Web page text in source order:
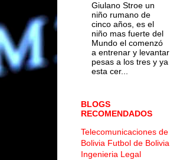
Giulano Stroe un
niño rumano de
cinco años, es el
niño mas fuerte del
Mundo el comenzó
a entrenar y levantar
pesas a los tres y ya
esta cer...
BLOGS
RECOMENDADOS
Telecomunicaciones de
Bolivia Futbol de Bolivia
Ingenieria Legal